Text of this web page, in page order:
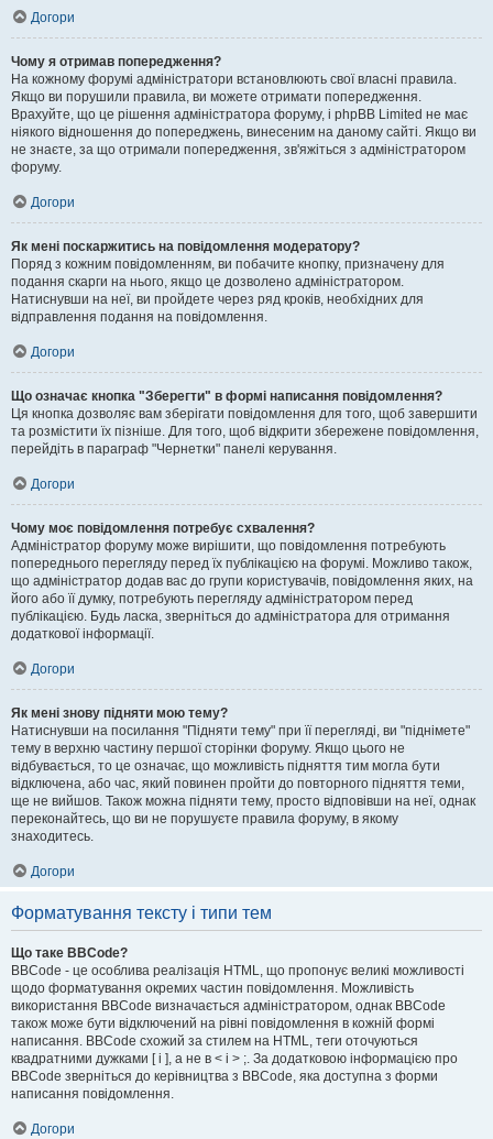
Догори
Чому я отримав попередження?
На кожному форумі адміністратори встановлюють свої власні правила.
Якщо ви порушили правила, ви можете отримати попередження.
Врахуйте, що це рішення адміністратора форуму, і phpBB Limited не має
ніякого відношення до попереджень, винесеним на даному сайті. Якщо ви
не знаєте, за що отримали попередження, зв'яжіться з адміністратором
форуму.
Догори
Як мені поскаржитись на повідомлення модератору?
Поряд з кожним повідомленням, ви побачите кнопку, призначену для
подання скарги на нього, якщо це дозволено адміністратором.
Натиснувши на неї, ви пройдете через ряд кроків, необхідних для
відправлення подання на повідомлення.
Догори
Що означає кнопка "Зберегти" в формі написання повідомлення?
Ця кнопка дозволяє вам зберігати повідомлення для того, щоб завершити
та розмістити їх пізніше. Для того, щоб відкрити збережене повідомлення,
перейдіть в параграф "Чернетки" панелі керування.
Догори
Чому моє повідомлення потребує схвалення?
Адміністратор форуму може вирішити, що повідомлення потребують
попереднього перегляду перед їх публікацією на форумі. Можливо також,
що адміністратор додав вас до групи користувачів, повідомлення яких, на
його або її думку, потребують перегляду адміністратором перед
публікацією. Будь ласка, зверніться до адміністратора для отримання
додаткової інформації.
Догори
Як мені знову підняти мою тему?
Натиснувши на посилання "Підняти тему" при її перегляді, ви "піднімете"
тему в верхню частину першої сторінки форуму. Якщо цього не
відбувається, то це означає, що можливість підняття тим могла бути
відключена, або час, який повинен пройти до повторного підняття теми,
ще не вийшов. Також можна підняти тему, просто відповівши на неї, однак
переконайтесь, що ви не порушуєте правила форуму, в якому
знаходитесь.
Догори
Форматування тексту і типи тем
Що таке BBCode?
BBCode - це особлива реалізація HTML, що пропонує великі можливості
щодо форматування окремих частин повідомлення. Можливість
використання BBCode визначається адміністратором, однак BBCode
також може бути відключений на рівні повідомлення в кожній формі
написання. BBCode схожий за стилем на HTML, теги оточуються
квадратними дужками [ і ], а не в < і > ;. За додатковою інформацією про
BBCode зверніться до керівництва з BBCode, яка доступна з форми
написання повідомлення.
Догори